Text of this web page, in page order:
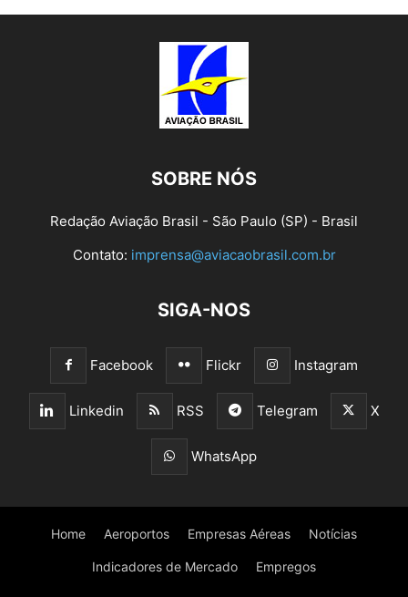
SOBRE NÓS
Redação Aviação Brasil - São Paulo (SP) - Brasil
Contato: imprensa@aviacaobrasil.com.br
SIGA-NOS
Facebook Flickr Instagram
Linkedin RSS Telegram X
WhatsApp
Home Aeroportos Empresas Aéreas Notícias
Indicadores de Mercado Empregos